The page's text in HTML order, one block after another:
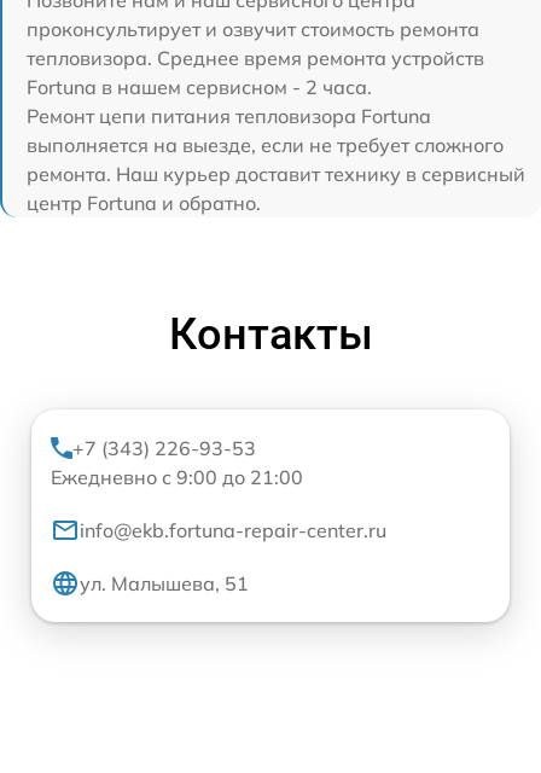
проконсультирует и озвучит стоимость ремонта
тепловизора. Среднее время ремонта устройств
Fortuna в нашем сервисном - 2 часа.
Ремонт цепи питания тепловизора Fortuna
выполняется на выезде, если не требует сложного
ремонта. Наш курьер доставит технику в сервисный
центр Fortuna и обратно.
Контакты
+7 (343) 226-93-53
Ежедневно с 9:00 до 21:00
info@ekb.fortuna-repair-center.ru
ул. Малышева, 51